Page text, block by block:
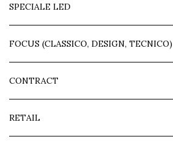
SPECIALE LED
FOCUS (CLASSICO, DESIGN, TECNICO)
CONTRACT
RETAIL